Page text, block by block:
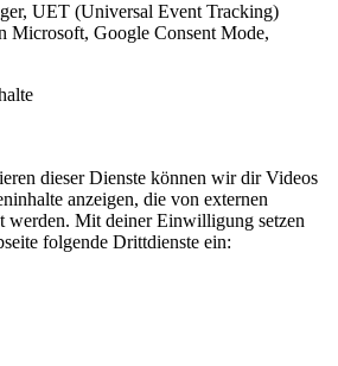
UET (Universal Event Tracking)
Microsoft, Google Consent Mode,
dieser Dienste können wir dir Videos
anzeigen, die von externen
werden. Mit deiner Einwilligung setzen
folgende Drittdienste ein: